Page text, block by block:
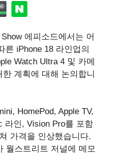
에피소드에서는 어
른 iPhone 18 라인업의
Watch Ultra 4 및 카메
계획에 대해 논의합니
HomePod, Apple TV,
라인, Vision Pro를 포함
가격을 인상했습니다.
월스트리트 저널에 메모